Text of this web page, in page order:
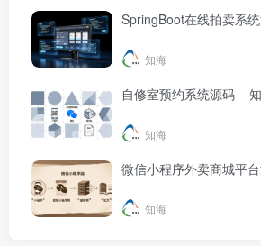
SpringBoot在线拍卖系
知海
自修室预约系统源码 –
知海
微信小程序外卖商城平
知海